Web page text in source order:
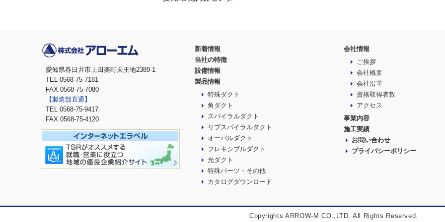
愛知県春日井市上田楽町天王地2389-1
TEL 0568-75-7181
FAX 0568-75-7080
【製造部直通】
TEL 0568-75-9417
FAX 0568-75-4120
新着情報
当社の特徴
設備情報
製品情報
特殊ダクト
角ダクト
スパイラルダクト
リブスパイラルダクト
オーバルダクト
フレキシブルダクト
光ダクト
特殊パーツ・その他
カタログダウンロード
会社情報
ご挨拶
会社概要
会社沿革
資格取得者数
アクセス
事業内容
施工実績
お問い合わせ
プライバシーポリシー
Copyrights ARROW-M CO.,LTD. All Rights Reserved.